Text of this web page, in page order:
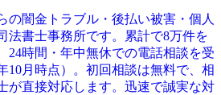
の闇金トラブル・後払い被害・個人
法書士事務所です。累計で8万件を
24時間・年中無休での電話相談を受
10月時点）。初回相談は無料で、相
が直接対応します。迅速で誠実な対